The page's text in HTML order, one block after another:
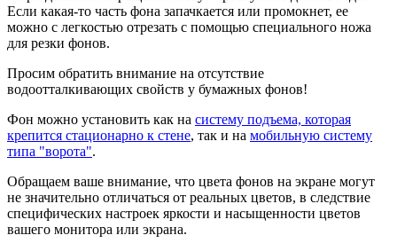
Если какая-то часть фона запачкается или промокнет, ее
можно с легкостью отрезать с помощью специального ножа
для резки фонов.
Просим обратить внимание на отсутствие
водоотталкивающих свойств у бумажных фонов!
Фон можно установить как на систему подъема, которая
крепится стационарно к стене, так и на мобильную систему
типа "ворота".
Обращаем ваше внимание, что цвета фонов на экране могут
не значительно отличаться от реальных цветов, в следствие
специфических настроек яркости и насыщенности цветов
вашего монитора или экрана.